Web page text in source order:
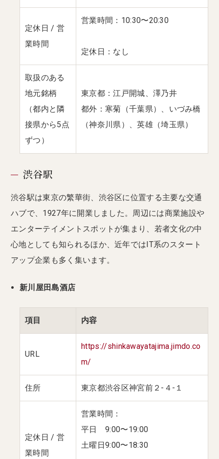
定休日 / 営
業時間
営業時間：10:30〜20:30
定休日：なし
取扱のある
地元銘柄
（都内と隣
接県から5点
ずつ）
東京都：江戸開城、澤乃井
都外：寒菊（千葉県）、いづみ橋
（神奈川県）、英雄（埼玉県）
渋谷駅
渋谷駅は東京の繁華街、渋谷区に位置する主要な交通
ハブで、1927年に開業しました。周辺には商業施設や
エンターテイメントスポットが集まり、若者文化の中
心地としても知られるほか、近年ではIT系のスタート
アップ企業も多く集います。
新川屋田島酒店
項目 内容
URL
https://shinkawayatajima.jimdo.co
m/
住所 東京都渋谷区神宮前２-４-１
定休日 / 営
業時間
営業時間：
平日 9:00〜19:00
土曜日9:00〜18:30